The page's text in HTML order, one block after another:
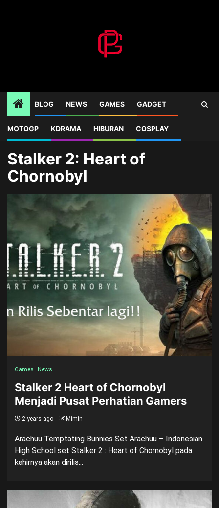
BLOG NEWS GAMES GADGET
MOTOGP KDRAMA HIBURAN COSPLAY
Home Blog Stalker 2: Heart of Chornobyl
Stalker 2: Heart of
Chornobyl
Games News
Stalker 2 Heart of Chornobyl
Menjadi Pusat Perhatian Gamers
2 years ago Mimin
Arachuu Temptating Bunnies Set Arachuu – Indonesian
High School set Stalker 2 : Heart of Chornobyl pada
kahirnya akan dirilis...